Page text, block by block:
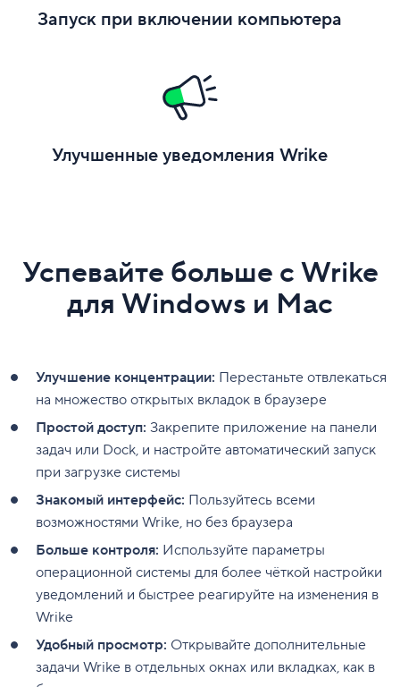
Запуск при включении компьютера
Улучшенные уведомления Wrike
Успевайте больше с Wrike
для Windows и Mac
Улучшение концентрации: Перестаньте отвлекаться
на множество открытых вкладок в браузере
Простой доступ: Закрепите приложение на панели
задач или Dock, и настройте автоматический запуск
при загрузке системы
Знакомый интерфейс: Пользуйтесь всеми
возможностями Wrike, но без браузера
Больше контроля: Используйте параметры
операционной системы для более чёткой настройки
уведомлений и быстрее реагируйте на изменения в
Wrike
Удобный просмотр: Открывайте дополнительные
задачи Wrike в отдельных окнах или вкладках, как в